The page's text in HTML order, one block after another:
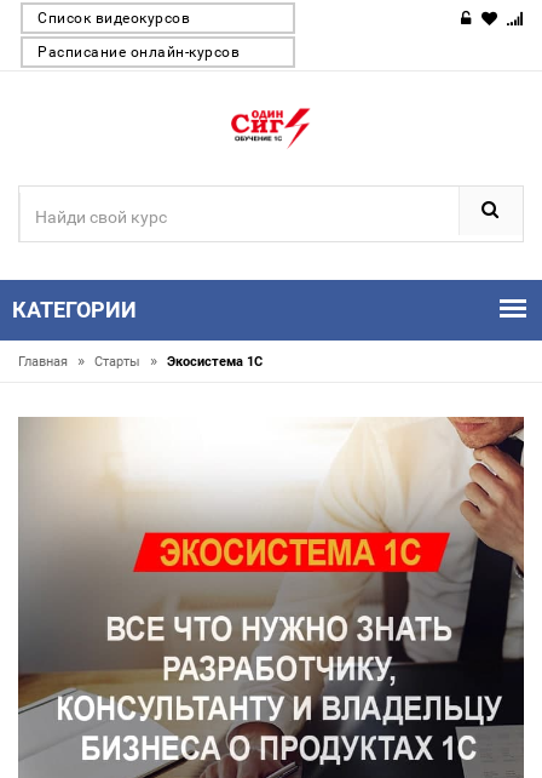
Список видеокурсов
Расписание онлайн-курсов
КАТЕГОРИИ
Главная » Старты » Экосистема 1С